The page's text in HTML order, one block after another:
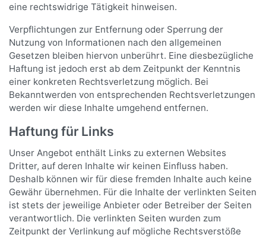
eine rechtswidrige Tätigkeit hinweisen.
Verpflichtungen zur Entfernung oder Sperrung der
Nutzung von Informationen nach den allgemeinen
Gesetzen bleiben hiervon unberührt. Eine diesbezügliche
Haftung ist jedoch erst ab dem Zeitpunkt der Kenntnis
einer konkreten Rechtsverletzung möglich. Bei
Bekanntwerden von entsprechenden Rechtsverletzungen
werden wir diese Inhalte umgehend entfernen.
Haftung für Links
Unser Angebot enthält Links zu externen Websites
Dritter, auf deren Inhalte wir keinen Einfluss haben.
Deshalb können wir für diese fremden Inhalte auch keine
Gewähr übernehmen. Für die Inhalte der verlinkten Seiten
ist stets der jeweilige Anbieter oder Betreiber der Seiten
verantwortlich. Die verlinkten Seiten wurden zum
Zeitpunkt der Verlinkung auf mögliche Rechtsverstöße